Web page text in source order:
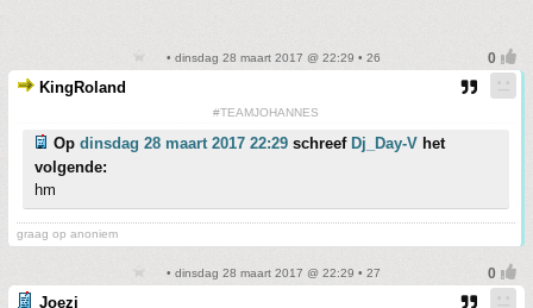
• dinsdag 28 maart 2017 @ 22:29 • 26
KingRoland
#TEAMJOHANNES
Op dinsdag 28 maart 2017 22:29 schreef Dj_Day-V het
volgende:
hm
graag op anoniem
• dinsdag 28 maart 2017 @ 22:29 • 27
Joezi